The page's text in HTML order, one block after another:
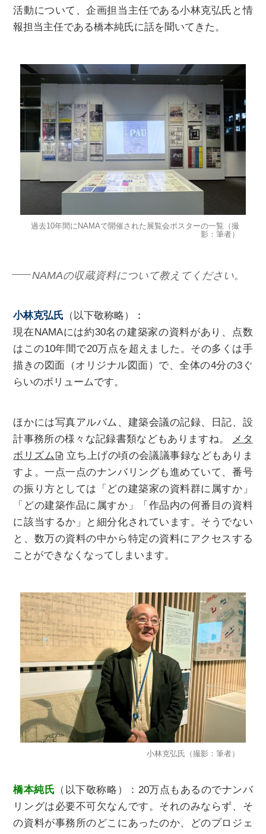
活動について、企画担当主任である⼩林克弘⽒と情
報担当主任である橋本純⽒に話を聞いてきた。
過去10年間にNAMAで開催された展覧会ポスターの一覧（撮
影：筆者）
NAMAの収蔵資料について教えてください。
⼩林克弘⽒ （以下敬称略）
：
現在NAMAには約30名の建築家の資料があり、点数
はこの10年間で20万点を超えました。その多くは手
描きの図⾯（オリジナル図面）で、全体の4分の3ぐ
らいのボリュームです。
ほかには写真アルバム、建築会議の記録、日記、設
計事務所の様々な記録書類などもありますね。
メタ
ボリズム
立ち上げの頃の会議議事録などもありま
すよ。一点一点のナンバリングも進めていて、番号
の振り方としては「どの建築家の資料群に属すか」
「どの建築作品に属すか」「作品内の何番目の資料
に該当するか」と細分化されています。そうでない
と、数万の資料の中から特定の資料にアクセスする
ことができなくなってしまいます。
⼩林克弘⽒（撮影：筆者）
橋本純⽒ （以下敬称略） ： 20万点 もあるのでナンバ
リングは必要不可欠なんです。それのみならず、そ
の資料が事務所のどこにあったのか、どのプロジェ